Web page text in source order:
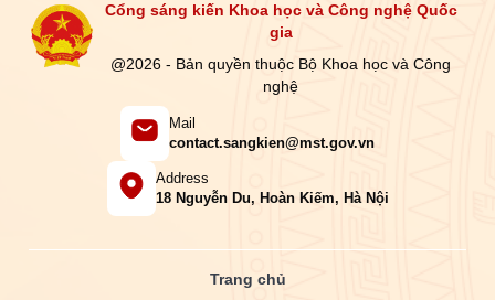
Cổng sáng kiến Khoa học và Công nghệ Quốc
gia
@2026 - Bản quyền thuộc Bộ Khoa học và Công
nghệ
Mail
contact.sangkien@mst.gov.vn
Address
18 Nguyễn Du, Hoàn Kiếm, Hà Nội
Trang chủ